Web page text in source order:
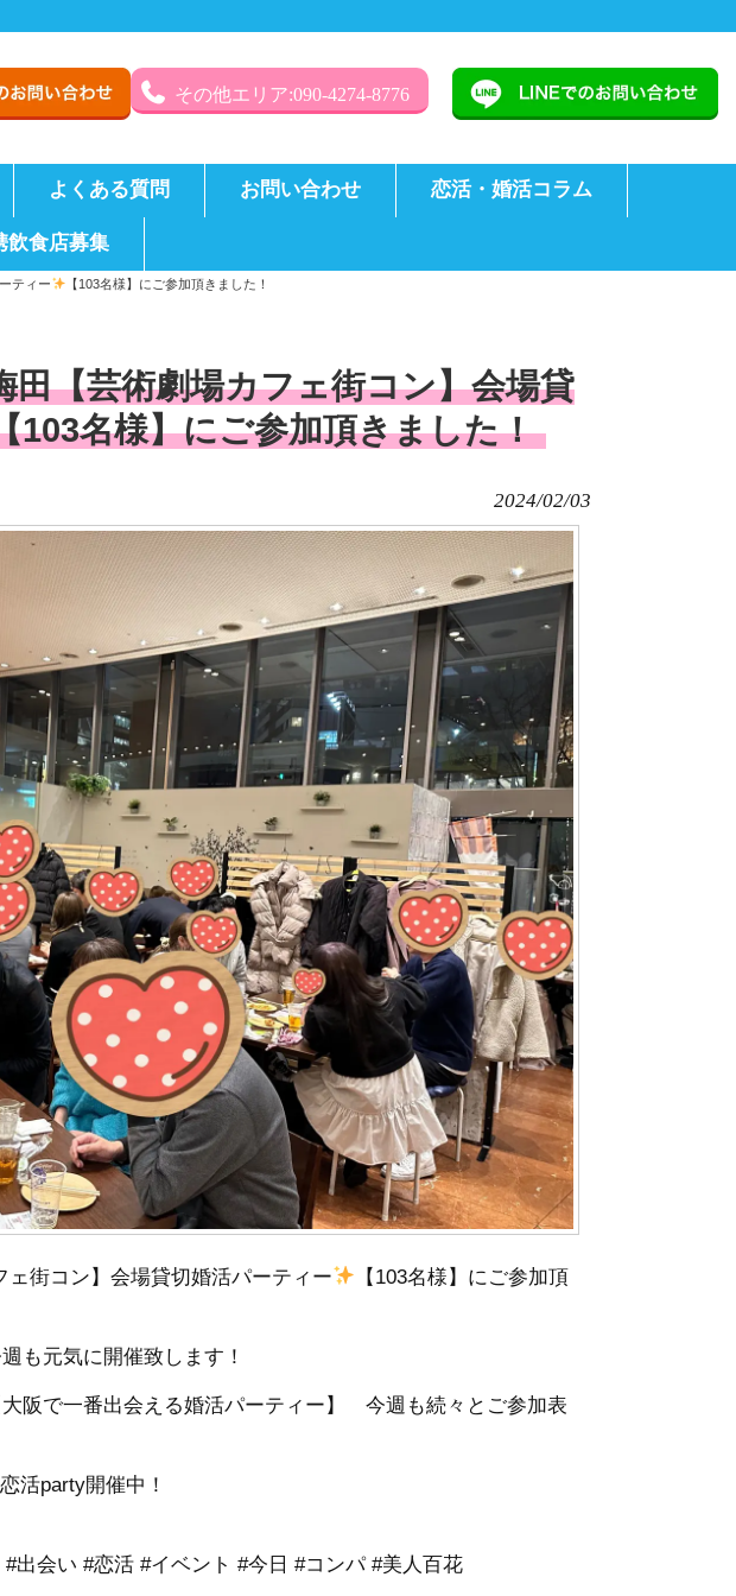
その他エリア:090-4274-8776
よくある質問 お問い合わせ 恋活・婚活コラム
飲食店募集
ティー 【103名様】にご参加頂きました！
田【芸術劇場カフェ街コン】会場貸
103名様】にご参加頂きました！
2024/02/03
街コン】会場貸切婚活パーティー
【103名様】にご参加頂
も元気に開催致します！
大阪で一番出会える婚活パーティー】 今週も続々とご参加表
活party開催中！
出会い #恋活 #イベント #今日 #コンパ #美人百花